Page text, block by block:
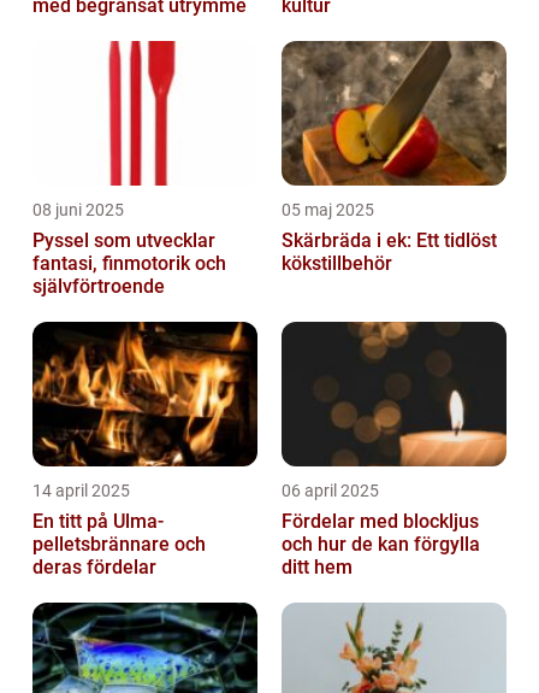
med begränsat utrymme
kultur
08 juni 2025
Pyssel som utvecklar
fantasi, finmotorik och
självförtroende
05 maj 2025
Skärbräda i ek: Ett tidlöst
kökstillbehör
14 april 2025
En titt på Ulma-
pelletsbrännare och
deras fördelar
06 april 2025
Fördelar med blockljus
och hur de kan förgylla
ditt hem